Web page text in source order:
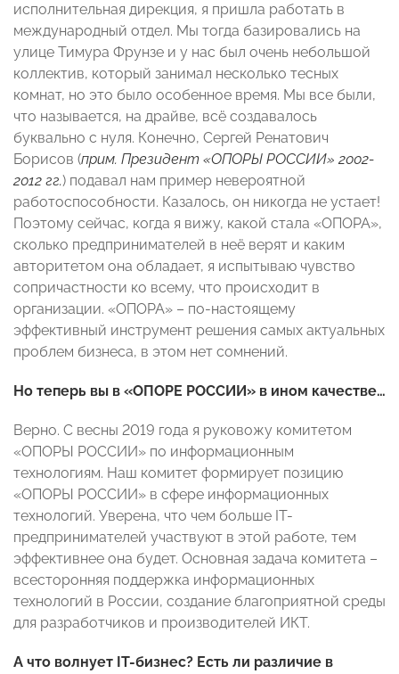
исполнительная дирекция, я пришла работать в
международный отдел. Мы тогда базировались на
улице Тимура Фрунзе и у нас был очень небольшой
коллектив, который занимал несколько тесных
комнат, но это было особенное время. Мы все были,
что называется, на драйве, всё создавалось
буквально с нуля. Конечно, Сергей Ренатович
Борисов (прим. Президент «ОПОРЫ РОССИИ» 2002-
2012 гг.) подавал нам пример невероятной
работоспособности. Казалось, он никогда не устает!
Поэтому сейчас, когда я вижу, какой стала «ОПОРА»,
сколько предпринимателей в неё верят и каким
авторитетом она обладает, я испытываю чувство
сопричастности ко всему, что происходит в
организации. «ОПОРА» – по-настоящему
эффективный инструмент решения самых актуальных
проблем бизнеса, в этом нет сомнений.
Но теперь вы в «ОПОРЕ РОССИИ» в ином качестве…
Верно. С весны 2019 года я руковожу комитетом
«ОПОРЫ РОССИИ» по информационным
технологиям. Наш комитет формирует позицию
«ОПОРЫ РОССИИ» в сфере информационных
технологий. Уверена, что чем больше IT-
предпринимателей участвуют в этой работе, тем
эффективнее она будет. Основная задача комитета –
всесторонняя поддержка информационных
технологий в России, создание благоприятной среды
для разработчиков и производителей ИКТ.
А что волнует IT-бизнес? Есть ли различие в